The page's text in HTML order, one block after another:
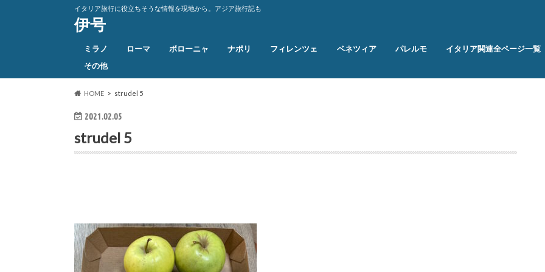
イタリア旅行に役立ちそうな情報を現地から。アジア旅行記も
伊号
ミラノ ローマ ボローニャ ナポリ フィレンツェ ベネツィア パレルモ イタリア関連全ページ一覧
その他
HOME strudel 5
2021.02.05
strudel 5